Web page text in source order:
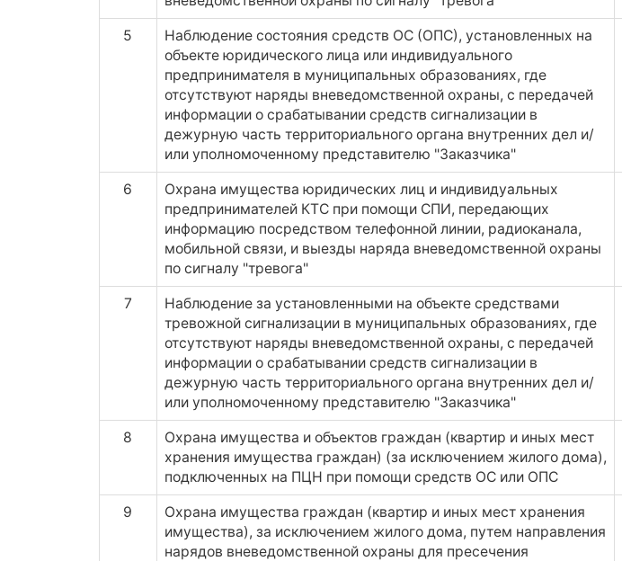
5
Наблюдение состояния средств ОС (ОПС), установленных на
объекте юридического лица или индивидуального
предпринимателя в муниципальных образованиях, где
отсутствуют наряды вневедомственной охраны, с передачей
информации о срабатывании средств сигнализации в
дежурную часть территориального органа внутренних дел и/
или уполномоченному представителю "Заказчика"
6
Охрана имущества юридических лиц и индивидуальных
предпринимателей КТС при помощи СПИ, передающих
информацию посредством телефонной линии, радиоканала,
мобильной связи, и выезды наряда вневедомственной охраны
по сигналу "тревога"
7
Наблюдение за установленными на объекте средствами
тревожной сигнализации в муниципальных образованиях, где
отсутствуют наряды вневедомственной охраны, с передачей
информации о срабатывании средств сигнализации в
дежурную часть территориального органа внутренних дел и/
или уполномоченному представителю "Заказчика"
8
Охрана имущества и объектов граждан (квартир и иных мест
хранения имущества граждан) (за исключением жилого дома),
подключенных на ПЦН при помощи средств ОС или ОПС
9
Охрана имущества граждан (квартир и иных мест хранения
имущества), за исключением жилого дома, путем направления
нарядов вневедомственной охраны для пресечения